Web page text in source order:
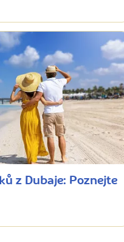
z Dubaje: Poznejte